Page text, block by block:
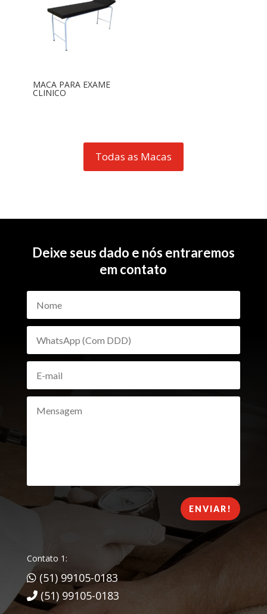
MACA PARA EXAME
CLINICO
Todas as Macas
Deixe seus dado e nós entraremos
em contato
ENVIAR!
Contato 1:
(51) 99105-0183
(51) 99105-0183